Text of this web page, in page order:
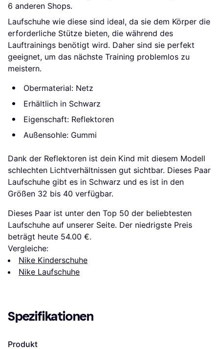
6 anderen Shops.
Laufschuhe wie diese sind ideal, da sie dem Körper die
erforderliche Stütze bieten, die während des
Lauftrainings benötigt wird. Daher sind sie perfekt
geeignet, um das nächste Training problemlos zu
meistern.
Obermaterial: Netz
Erhältlich in Schwarz
Eigenschaft: Reflektoren
Außensohle: Gummi
Dank der Reflektoren ist dein Kind mit diesem Modell
schlechten Lichtverhältnissen gut sichtbar. Dieses Paar
Laufschuhe gibt es in Schwarz und es ist in den
Größen 32 bis 40 verfügbar.
Dieses Paar ist unter den Top 50 der beliebtesten
Laufschuhe auf unserer Seite. Der niedrigste Preis
beträgt heute 54.00 €.
Vergleiche:
Nike Kinderschuhe
Nike Laufschuhe
Spezifikationen
Produkt